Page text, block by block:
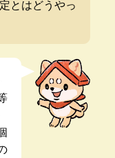
とはどうやっ